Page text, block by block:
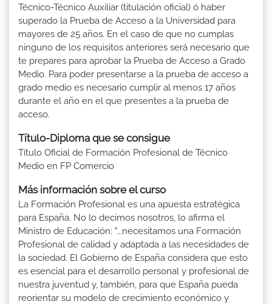
Técnico-Técnico Auxiliar (titulación oficial) ó haber
superado la Prueba de Acceso a la Universidad para
mayores de 25 años. En el caso de que no cumplas
ninguno de los requisitos anteriores será necesario que
te prepares para aprobar la Prueba de Acceso a Grado
Medio. Para poder presentarse a la prueba de acceso a
grado medio es necesario cumplir al menos 17 años
durante el año en el que presentes a la prueba de
acceso.
Título-Diploma que se consigue
Título Oficial de Formación Profesional de Técnico
Medio en FP Comercio
Más información sobre el curso
La Formación Profesional es una apuesta estratégica
para España. No lo decimos nosotros, lo afirma el
Ministro de Educación: "...necesitamos una Formación
Profesional de calidad y adaptada a las necesidades de
la sociedad. El Gobierno de España considera que esto
es esencial para el desarrollo personal y profesional de
nuestra juventud y, también, para que España pueda
reorientar su modelo de crecimiento económico y